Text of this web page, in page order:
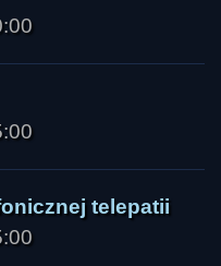
telepatii